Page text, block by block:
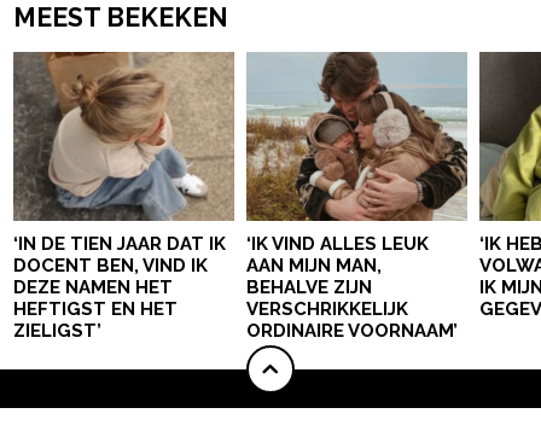
MEEST BEKEKEN
‘IN DE TIEN JAAR DAT IK
DOCENT BEN, VIND IK
DEZE NAMEN HET
HEFTIGST EN HET
ZIELIGST’
‘IK VIND ALLES LEUK
AAN MIJN MAN,
BEHALVE ZIJN
VERSCHRIKKELIJK
ORDINAIRE VOORNAAM’
‘IK
IK